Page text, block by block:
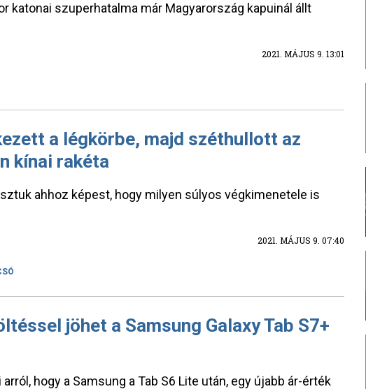
katonai szuperhatalma már Magyarország kapuinál állt
2021. MÁJUS 9. 13:01
a légkörbe, majd széthullott az
kínai rakéta
ahhoz képest, hogy milyen súlyos végkimenetele is
2021. MÁJUS 9. 07:40
jöhet a Samsung Galaxy Tab S7+
hogy a Samsung a Tab S6 Lite után, egy újabb ár-érték